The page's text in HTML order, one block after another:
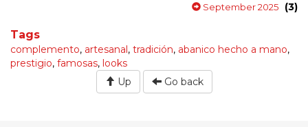
September 2025 (3)
Tags
complemento, artesanal, tradición, abanico hecho a mano,
prestigio, famosas, looks
Up
Go back